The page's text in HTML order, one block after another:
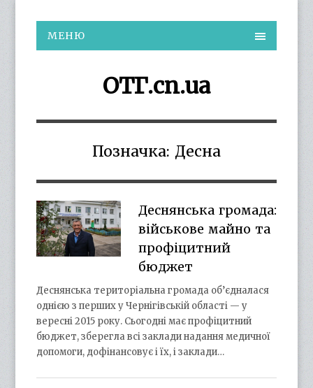
МЕНЮ
ОТГ.cn.ua
Позначка: Десна
Деснянська громада:
військове майно та
профіцитний
бюджет
Деснянська територіальна громада об’єдналася
однією з перших у Чернігівській області — у
вересні 2015 року. Сьогодні має профіцитний
бюджет, зберегла всі заклади надання медичної
допомоги, дофінансовує і їх, і заклади…